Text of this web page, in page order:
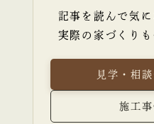
記事を読んで気
実際の家づくり
見学・相
施工